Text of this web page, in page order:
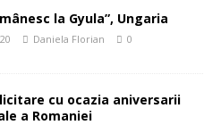
la Gyula”, Ungaria
Daniela Florian 0
cu ocazia aniversarii
a Romaniei